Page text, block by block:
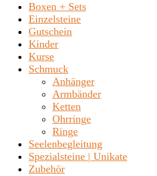
Boxen + Sets
Einzelsteine
Gutschein
Kinder
Kurse
Schmuck
Anhänger
Armbänder
Ketten
Ohrringe
Ringe
Seelenbegleitung
Spezialsteine | Unikate
Zubehör